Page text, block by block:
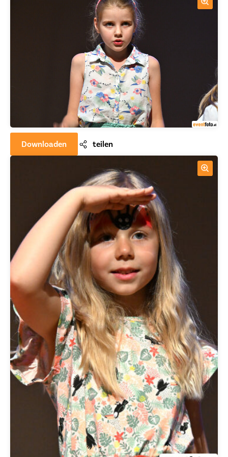
Downloaden teilen